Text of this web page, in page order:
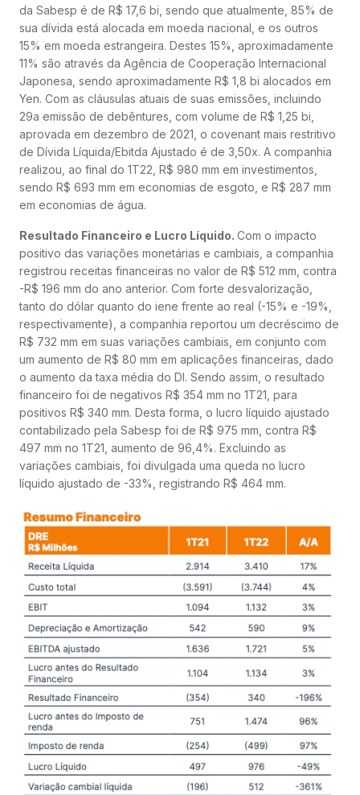
da Sabesp é de R$ 17,6 bi, sendo que atualmente, 85% de
sua dívida está alocada em moeda nacional, e os outros
15% em moeda estrangeira. Destes 15%, aproximadamente
11% são através da Agência de Cooperação Internacional
Japonesa, sendo aproximadamente R$ 1,8 bi alocados em
Yen. Com as cláusulas atuais de suas emissões, incluindo
29a emissão de debêntures, com volume de R$ 1,25 bi,
aprovada em dezembro de 2021, o covenant mais restritivo
de Dívida Líquida/Ebitda Ajustado é de 3,50x. A companhia
realizou, ao final do 1T22, R$ 980 mm em investimentos,
sendo R$ 693 mm em economias de esgoto, e R$ 287 mm
em economias de água.
Resultado Financeiro e Lucro Líquido. Com o impacto
positivo das variações monetárias e cambiais, a companhia
registrou receitas financeiras no valor de R$ 512 mm, contra
-R$ 196 mm do ano anterior. Com forte desvalorização,
tanto do dólar quanto do iene frente ao real (-15% e -19%,
respectivamente), a companhia reportou um decréscimo de
R$ 732 mm em suas variações cambiais, em conjunto com
um aumento de R$ 80 mm em aplicações financeiras, dado
o aumento da taxa média do DI. Sendo assim, o resultado
financeiro foi de negativos R$ 354 mm no 1T21, para
positivos R$ 340 mm. Desta forma, o lucro líquido ajustado
contabilizado pela Sabesp foi de R$ 975 mm, contra R$
497 mm no 1T21, aumento de 96,4%. Excluindo as
variações cambiais, foi divulgada uma queda no lucro
líquido ajustado de -33%, registrando R$ 464 mm.